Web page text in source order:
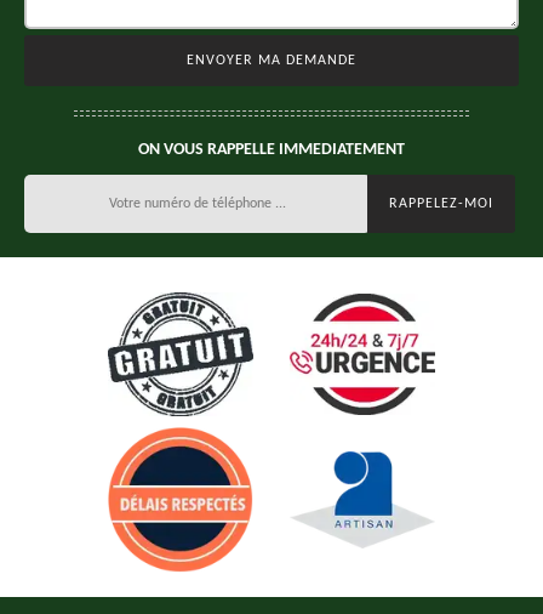
ON VOUS RAPPELLE IMMEDIATEMENT